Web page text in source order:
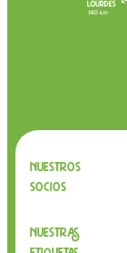
Nuestros
socios
Nuestras